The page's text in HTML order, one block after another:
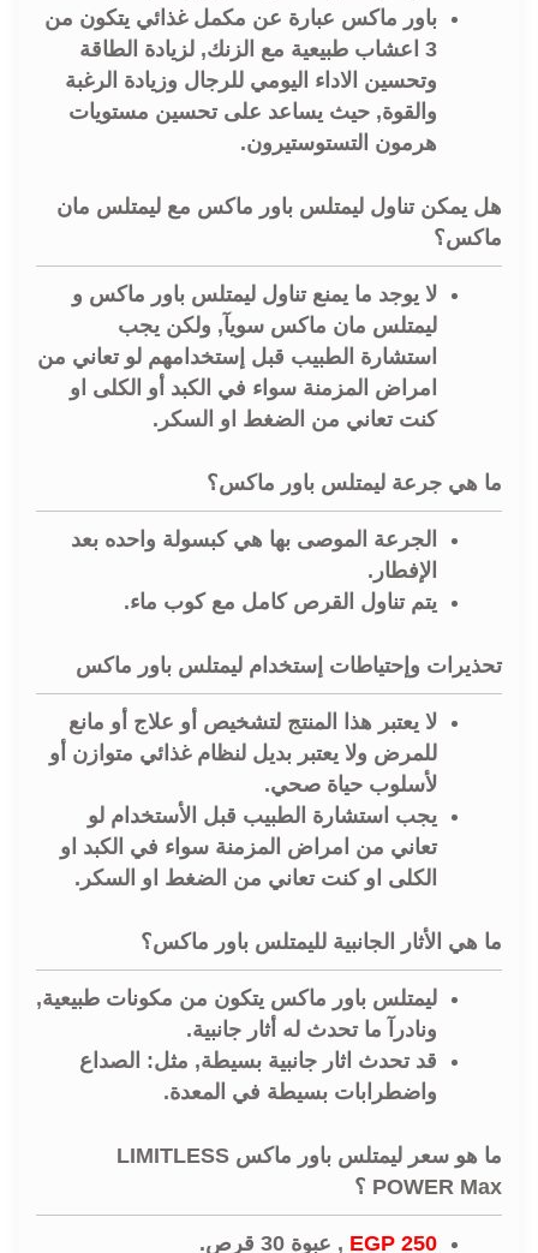
باور ماكس عبارة عن مكمل غذائي يتكون من
3 اعشاب طبيعية مع الزنك, لزيادة الطاقة
وتحسين الاداء اليومي للرجال وزيادة الرغبة
والقوة, حيث يساعد على تحسين مستويات
هرمون التستوستيرون.
هل يمكن تناول ليمتلس باور ماكس مع ليمتلس مان
ماكس؟
لا يوجد ما يمنع تناول ليمتلس باور ماكس و
ليمتلس مان ماكس سويآ, ولكن يجب
استشارة الطبيب قبل إستخدامهم لو تعاني من
امراض المزمنة سواء في الكبد أو الكلى او
كنت تعاني من الضغط او السكر.
ما هي جرعة ليمتلس باور ماكس؟
الجرعة الموصى بها هي كبسولة واحده بعد
الإفطار.
يتم تناول القرص كامل مع كوب ماء.
تحذيرات وإحتياطات إستخدام ليمتلس باور ماكس
لا يعتبر هذا المنتج لتشخيص أو علاج أو مانع
للمرض ولا يعتبر بديل لنظام غذائي متوازن أو
لأسلوب حياة صحي.
يجب استشارة الطبيب قبل الأستخدام لو
تعاني من امراض المزمنة سواء في الكبد او
الكلى او كنت تعاني من الضغط او السكر.
ما هي الأثار الجانبية لليمتلس باور ماكس؟
ليمتلس باور ماكس يتكون من مكونات طبيعية,
ونادرآ ما تحدث له أثار جانبية.
قد تحدث اثار جانبية بسيطة, مثل: الصداع
واضطرابات بسيطة في المعدة.
ما هو سعر ليمتلس باور ماكس LIMITLESS
POWER Max ؟
250 EGP , عبوة 30 قرص.